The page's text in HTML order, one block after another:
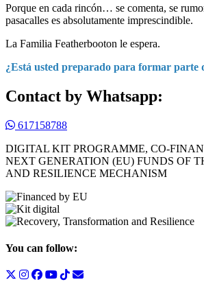
Porque en cada rincón… se comenta, se
pasacalles es absolutamente imprescindible.
La Familia Featherbooton le espera.
¿Está usted preparado para formar parte
Contact by Whatsapp:
617158788
DIGITAL KIT PROGRAMME, CO-
NEXT GENERATION (EU) FUNDS OF
AND RESILIENCE MECHANISM
You can follow: